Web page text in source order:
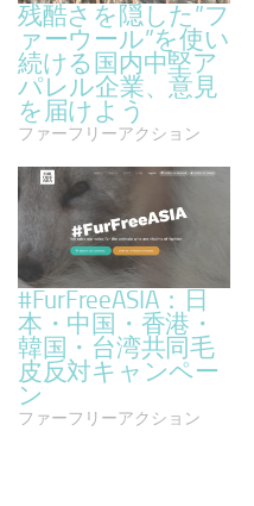
残酷さを隠した”フ
ァーウール”を使い
続ける国内中堅ア
パレル企業、意見
を届けよう
ファーフリーアクション
#FurFreeASIA：日
本・中国・香港・
韓国・台湾共同毛
皮反対キャンペー
ン
ファーフリーアクション